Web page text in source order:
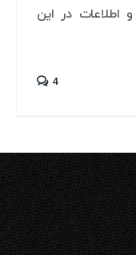
اطلاعات در این
4